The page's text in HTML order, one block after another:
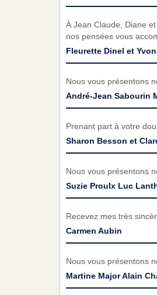
À Jean Claude, Diane
nos pensées vous
Fleurette Dinel et
Nous vous présentons
André-Jean Sabourin
Prenant part à votre
Sharon Besson et
Nous vous présentons
Suzie Proulx Luc
Recevez mes très
Carmen Aubin
Nous vous présentons
Martine Major Alain